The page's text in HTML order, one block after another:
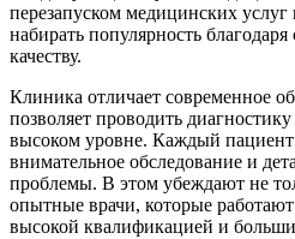
перезапуском медицинских
набирать популярность
качеству.
Клиника отличает современное
позволяет проводить
высоком уровне. Каждый пациент
внимательное обследование и
проблемы. В этом убеждают не
опытные врачи, которые
высокой квалификацией и